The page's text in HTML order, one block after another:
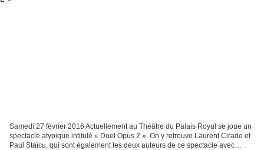
Samedi 27 février 2016 Actuellement au Théâtre du Palais Royal se joue un
spectacle atypique intitulé « Duel Opus 2 ». On y retrouve Laurent Cirade et
Paul Staïcu, qui sont également les deux auteurs de ce spectacle avec